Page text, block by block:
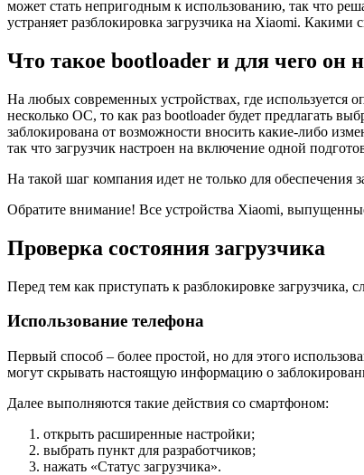
может стать непригодным к использованию, так что
устраняет разблокировка загрузчика на Xiaomi. Какими
Что такое bootloader и для чего он
На любых современных устройствах, где используется
несколько ОС, то как раз bootloader будет предлагать
заблокирована от возможности вносить какие-либо
так что загрузчик настроен на включение одной
На такой шаг компания идет не только для
Обратите внимание! Все устройства Xiaomi,
Проверка состояния загрузчика
Перед тем как приступать к разблокировке загрузчика,
Использование телефона
Первый способ – более простой, но для этого
могут скрывать настоящую информацию о
Далее выполняются такие действия со смартфоном:
открыть расширенные настройки;
выбрать пункт для разработчиков;
нажать «Статус загрузчика».